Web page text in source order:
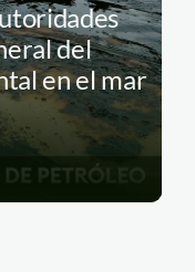
del
en el mar